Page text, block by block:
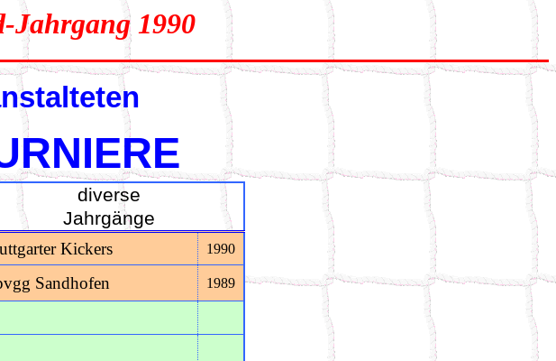
Jahrgang 1990
diverse
Jahrgänge
Kickers 1990
Sandhofen 1989